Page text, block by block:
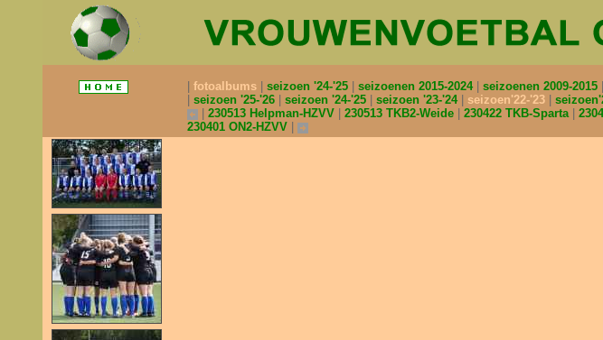
fotoalbums seizoen '24-'25 seizoenen 2015-2024 seizoenen 2009-2015
seizoen '25-'26
seizoen '24-'25 seizoen '23-'24 seizoen'22-'23
230513 Helpman-HZVV
230513 TKB2-Weide 230422 TKB-Sparta
230401 ON2-HZVV